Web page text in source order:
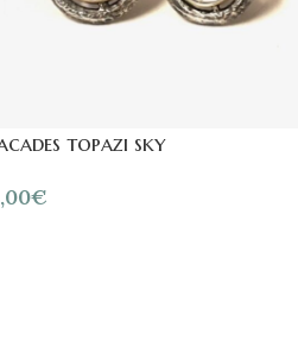
topazi sky
€